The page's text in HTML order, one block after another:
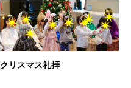
クリスマス礼拝